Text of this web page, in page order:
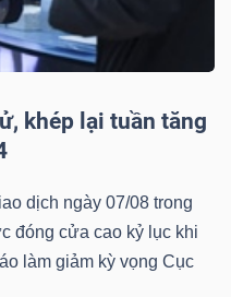
khép lại tuần tăng
dịch ngày 07/08 trong
đóng cửa cao kỷ lục khi
làm giảm kỳ vọng Cục